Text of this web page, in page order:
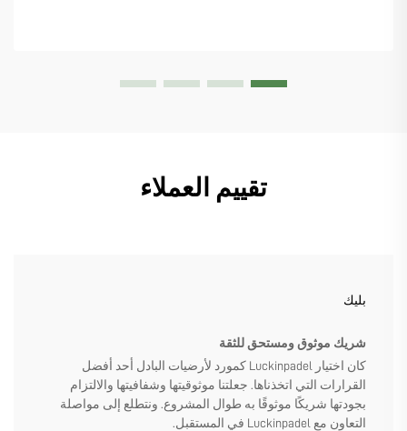
تقييم العملاء
بليك
شريك موثوق ومستحق للثقة
كان اختيار Luckinpadel كمورد لأرضيات البادل أحد أفضل
القرارات التي اتخذناها. جعلتنا موثوقيتها وشفافيتها والالتزام
بجودتها شريكًا موثوقًا به طوال المشروع. ونتطلع إلى مواصلة
التعاون مع Luckinpadel في المستقبل.